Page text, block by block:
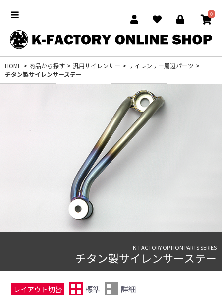
0
HOME > 商品から探す > 汎用サイレンサー > サイレンサー周辺パーツ >
チタン製サイレンサーステー
K-FACTORY OPTION PARTS SERIES
チタン製サイレンサーステー
レイアウト切替 標準 詳細